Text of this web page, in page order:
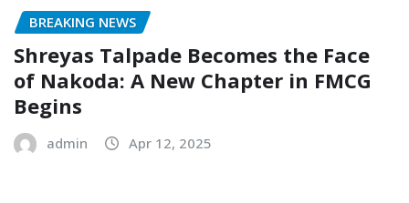
BREAKING NEWS
Shreyas Talpade Becomes the Face
of Nakoda: A New Chapter in FMCG
Begins
admin Apr 12, 2025